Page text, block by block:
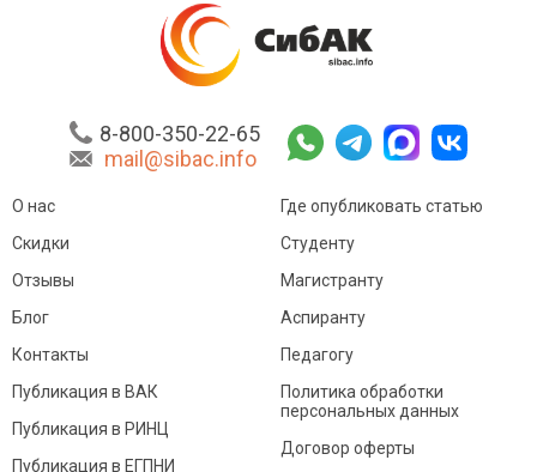
8-800-350-22-65
mail@sibac.info
О нас
Скидки
Отзывы
Блог
Контакты
Где опубликовать статью
Студенту
Магистранту
Аспиранту
Педагогу
Публикация в ВАК
Публикация в РИНЦ
Публикация в ЕГПНИ
Политика обработки
персональных данных
Договор оферты